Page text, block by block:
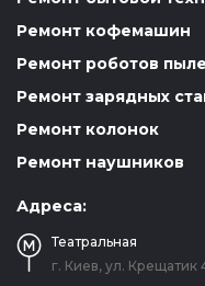
Ремонт кофемашин
Ремонт роботов
Ремонт зарядных
Ремонт колонок
Ремонт наушников
Адреса:
Театральная
г. Киев, ул. Крещатик